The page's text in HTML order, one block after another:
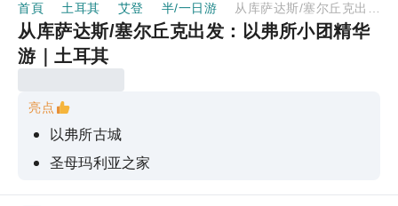
首頁 土耳其 艾登 半/一日游
从库萨达斯/塞尔丘克出发：以弗所小团精华
游｜土耳其
亮点
以弗所古城
圣母玛利亚之家
小团游（最多12人）